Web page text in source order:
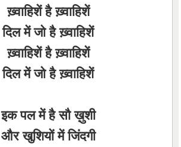
ख़्वाहिशें है ख़्वाहिशें
दिल में जो है ख़्वाहिशें
ख़्वाहिशें है ख़्वाहिशें
दिल में जो है ख़्वाहिशें
इक पल में है सौ ख़ुशी
और खुशियों में जिंदगी